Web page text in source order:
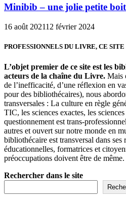
Minibib – une jolie petite
16 août 202112 février 2024
PROFESSIONNELS DU LIVRE, CE SITE
L’objet premier de ce site est les
acteurs de la chaîne du Livre. Mais
de l’inefficacité, d’une réflexion en
pour des bibliothécaires), nous
transversales : La culture en règle
TIC, les sciences exactes, les
questionnement est trans-
autres et ouvert sur notre monde en
bibliothécaire est transversal dans ses
éducationnelles, formatrices et
préoccupations doivent être de
Rechercher dans le site